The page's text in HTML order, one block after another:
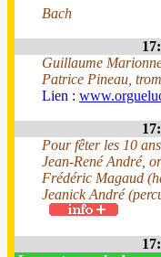
Bach
Guillaume
Patrice Pineau,
Lien :
Pour fêter les 10
Jean-René André,
Frédéric Magaud
Jeanick André